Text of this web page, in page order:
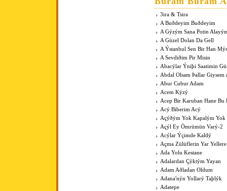
3ira & Tsira
A Buðdeyim Buðdeyim
A Gýzým Sana Potin
A Güzel Dolan Da Gell
A Ýstanbul Sen Bir Han
A Sevdiðim Pir Misin
Abacýlar Ýniþi Saatimin
Abdal Olsam Þallar Giysem
Abur Cubur Adam
Acem Kýzý
Acep Bir Karuban Hane Bu
Acý Biberim Acý
Açýðým Yok Kapalým Yok
Açýl Ey Ömrümün Varý-2
Acýlar Ýçimde Kaldý
Açma Zülüflerin Yar
Ada Yolu Kestane
Adalardan Çýktým Yayan
Adam Aðladan Oldum
Adana'nýn Yollarý Taþlýk
Adatepe